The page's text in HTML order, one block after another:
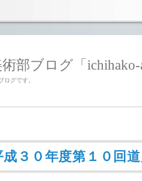
部ブログ「ichihako-
ログです。
成３０年度第１０回